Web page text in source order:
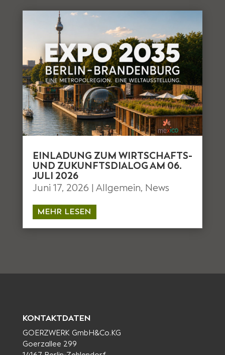
EINLADUNG ZUM WIRTSCHAFTS-
UND ZUKUNFTSDIALOG AM 06.
JULI 2026
Juni 17, 2026 | Allgemein, News
MEHR LESEN
KONTAKTDATEN
GOERZWERK GmbH&Co.KG
Goerzallee 299